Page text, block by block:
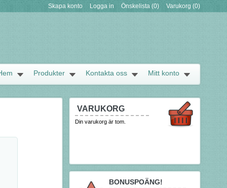
Skapa konto Logga in Önskelista (0) Varukorg (0)
Mitt konto
Kontakta oss
Produkter
VARUKORG
Din varukorg är tom.
BONUSPOÄNG!